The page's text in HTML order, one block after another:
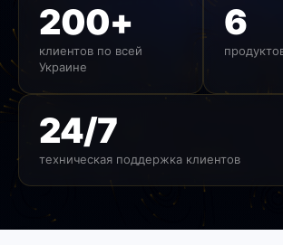
200+
клиентов по всей
Украине
6
24/7
техническая поддержка клиентов